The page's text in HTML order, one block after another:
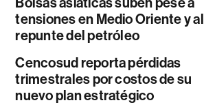
tensiones en Medio Oriente y al
repunte del petróleo
Cencosud reporta pérdidas
trimestrales por costos de su
nuevo plan estratégico